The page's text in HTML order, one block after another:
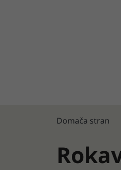
Domača stran